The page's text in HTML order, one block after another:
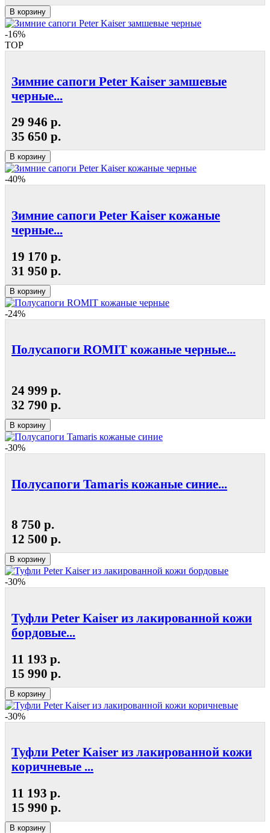
В корзину
-16%
TOP
Зимние сапоги Peter Kaiser замшевые
черные...
29 946 р.
35 650 р.
В корзину
-40%
Зимние сапоги Peter Kaiser кожаные
черные...
19 170 р.
31 950 р.
В корзину
-24%
Полусапоги ROMIT кожаные черные...
24 999 р.
32 790 р.
В корзину
-30%
Полусапоги Tamaris кожаные синие...
8 750 р.
12 500 р.
В корзину
-30%
Туфли Peter Kaiser из лакированной кожи
бордовые...
11 193 р.
15 990 р.
В корзину
-30%
Туфли Peter Kaiser из лакированной кожи
коричневые ...
11 193 р.
15 990 р.
В корзину